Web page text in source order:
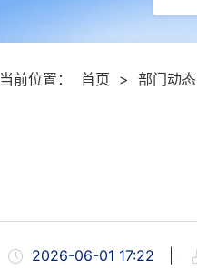
当前位置： 首页 > 部门动态
2026-06-01 17:22